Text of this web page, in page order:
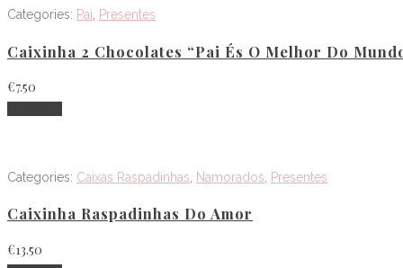
Categories: Pai, Presentes
Caixinha 2 Chocolates “Pai És O Melhor Do
€7.50
Categories: Caixas Raspadinhas Namorados Presentes
Caixinha Raspadinhas Do Amor
€13.50